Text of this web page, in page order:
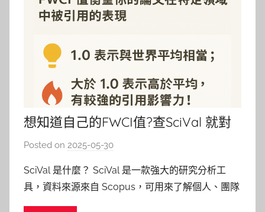
想知道自己的FWCI值?查SciVal 就對
了。
Posted on 2025-05-30
c
h
SciVal 是什麼？ SciVal 是一款強大的研究分析工
具，資料來源來自 Scopus，可用來了解個人、團隊
或機構的研究表現，Field-Weighted Citation